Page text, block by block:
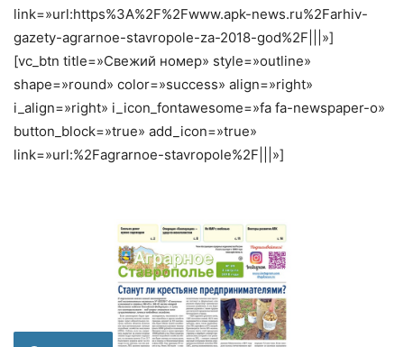
link=»url:https%3A%2F%2Fwww.apk-news.ru%2Farhiv-
gazety-agrarnoe-stavropole-za-2018-god%2F|||»]
[vc_btn title=»Свежий номер» style=»outline»
shape=»round» color=»success» align=»right»
i_align=»right» i_icon_fontawesome=»fa fa-newspaper-o»
button_block=»true» add_icon=»true»
link=»url:%2Fagrarnoe-stavropole%2F|||»]